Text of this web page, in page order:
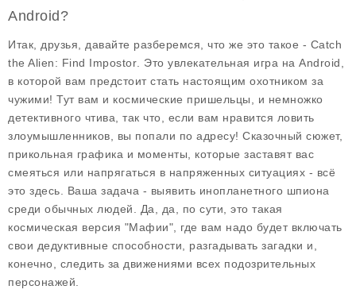
Android?
Итак, друзья, давайте разберемся, что же это такое - Catch
the Alien: Find Impostor . Это увлекательная игра на Android,
в которой вам предстоит стать настоящим охотником за
чужими! Тут вам и космические пришельцы, и немножко
детективного чтива, так что, если вам нравится ловить
злоумышленников, вы попали по адресу! Сказочный сюжет,
прикольная графика и моменты, которые заставят вас
смеяться или напрягаться в напряженных ситуациях - всё
это здесь. Ваша задача - выявить инопланетного шпиона
среди обычных людей. Да, да, по сути, это такая
космическая версия "Мафии", где вам надо будет включать
свои дедуктивные способности, разгадывать загадки и,
конечно, следить за движениями всех подозрительных
персонажей.